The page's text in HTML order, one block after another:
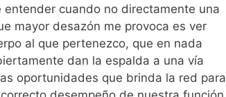
cuando no directamente una
mayor desazón me provoca es ver
al que pertenezco, que en nada
dan la espalda a una vía
oportunidades que brinda la red para